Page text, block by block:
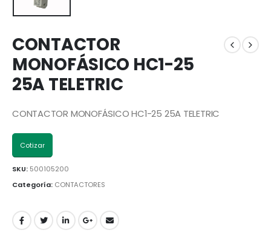
CONTACTOR
MONOFÁSICO HC1-25
25A TELETRIC
CONTACTOR MONOFÁSICO HC1-25 25A TELETRIC
Cotizar
SKU: 500105200
Categoría: CONTACTORES